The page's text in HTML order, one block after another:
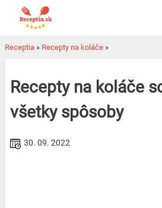
Receptia » Recepty na koláče »
Recepty na koláče so slivkami na
všetky spôsoby
30. 09. 2022